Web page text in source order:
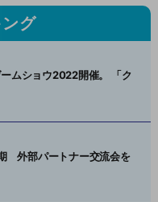
グ
ムショウ2022開催。 「ク
外部パートナー交流会を